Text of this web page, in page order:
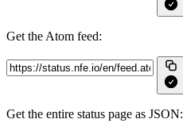
Get the Atom feed:
Get the entire status page as JSON: